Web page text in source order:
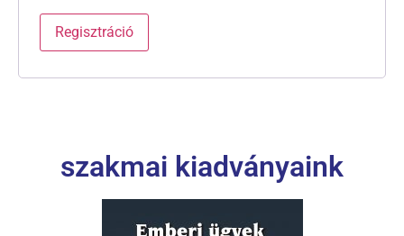
Regisztráció
szakmai kiadványaink